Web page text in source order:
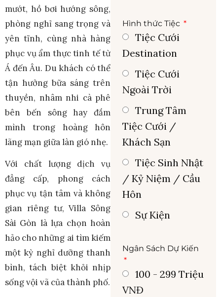
mướt, hồ bơi hướng sông,
phòng nghỉ sang trọng và
yên tĩnh, cùng nhà hàng
phục vụ ẩm thực tinh tế từ
Á đến Âu. Du khách có thể
tận hưởng bữa sáng trên
thuyền, nhâm nhi cà phê
bên bến sông hay đắm
mình trong hoàng hôn
lãng mạn giữa làn gió nhẹ.
Với chất lượng dịch vụ
đẳng cấp, phong cách
phục vụ tận tâm và không
gian riêng tư, Villa Sông
Sài Gòn là lựa chọn hoàn
hảo cho những ai tìm kiếm
một kỳ nghỉ dưỡng thanh
bình, tách biệt khỏi nhịp
sống vội vã của thành phố.
Hình thức Tiệc
Tiệc Cưới
Destination
Tiệc Cưới
Ngoài Trời
Trung Tâm
Tiệc Cưới /
Khách Sạn
Tiệc Sinh Nhật
/ Kỷ Niệm / Cầu
Hôn
Sự Kiện
Ngân Sách Dự Kiến
100 - 299 Triệu
VNĐ